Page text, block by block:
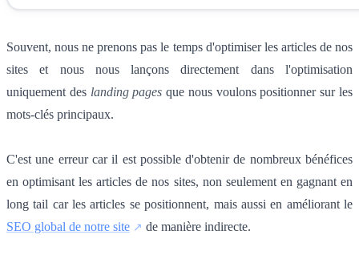
Souvent, nous ne prenons pas le temps d'optimiser les articles de nos
sites et nous nous lançons directement dans l'optimisation
uniquement des landing pages que nous voulons positionner sur les
mots-clés principaux.
C'est une erreur car il est possible d'obtenir de nombreux bénéfices
en optimisant les articles de nos sites, non seulement en gagnant en
long tail car les articles se positionnent, mais aussi en améliorant le
SEO global de notre site
de manière indirecte.